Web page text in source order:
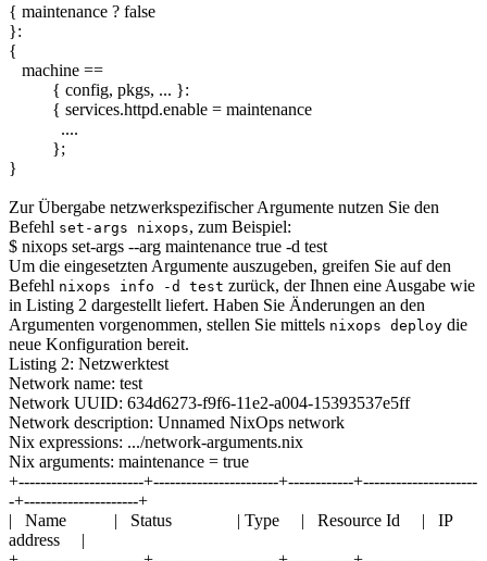
{ maintenance ? false
}:
{
machine ==
{ config, pkgs, ... }:
{ services.httpd.enable = maintenance
....
};
}
Zur Übergabe netzwerkspezifischer Argumente nutzen Sie den
Befehl set-args nixops, zum Beispiel:
$ nixops set-args --arg maintenance true -d test
Um die eingesetzten Argumente auszugeben, greifen Sie auf den
Befehl nixops info -d test zurück, der Ihnen eine Ausgabe wie
in Listing 2 dargestellt liefert. Haben Sie Änderungen an den
Argumenten vorgenommen, stellen Sie mittels nixops deploy die
neue Konfiguration bereit.
Listing 2: Netzwerktest
Network name: test
Network UUID: 634d6273-f9f6-11e2-a004-15393537e5ff
Network description: Unnamed NixOps network
Nix expressions: .../network-arguments.nix
Nix arguments: maintenance = true
+-----------------------+-----------------------+------------+---------------------
-+---------------------+
| Name | Status | Type | Resource Id | IP
address |